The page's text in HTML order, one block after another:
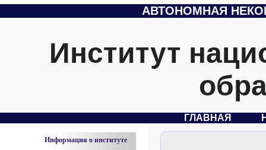
АВТОНОМНАЯ
Институт
ГЛАВНАЯ
Информация о институте